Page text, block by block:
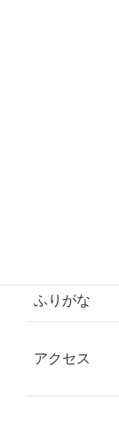
ふりがな
アクセス